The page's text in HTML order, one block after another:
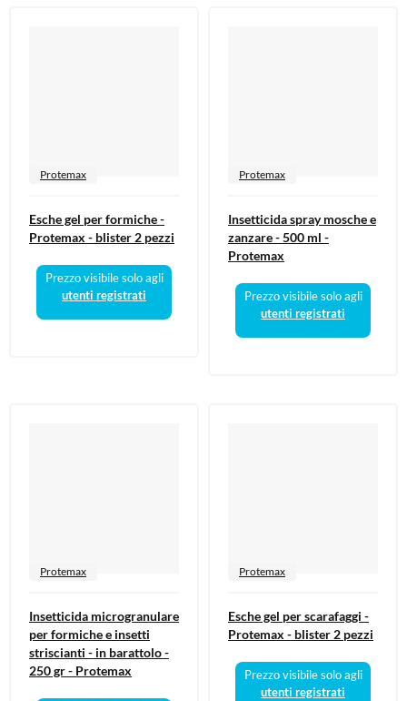
Protemax
Esche gel per formiche -
Protemax - blister 2 pezzi
Prezzo visibile solo agli
utenti registrati
Protemax
Insetticida spray mosche e
zanzare - 500 ml -
Protemax
Prezzo visibile solo agli
utenti registrati
Protemax
Insetticida microgranulare
per formiche e insetti
striscianti - in barattolo -
250 gr - Protemax
Protemax
Esche gel per scarafaggi -
Protemax - blister 2 pezzi
Prezzo visibile solo agli
utenti registrati